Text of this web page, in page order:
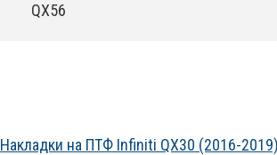
QX56
Накладки на ПТФ Infiniti QX30 (2016-